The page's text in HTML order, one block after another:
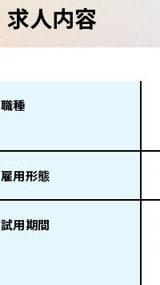
求人内容
職種
雇用形態
試用期間